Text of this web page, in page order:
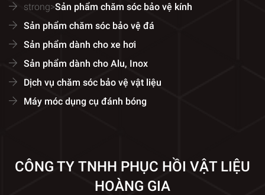
strong>Sản phẩm chăm sóc bảo vệ kính
Sản phẩm chăm sóc bảo vệ đá
Sản phẩm dành cho xe hơi
Sản phẩm dành cho Alu, Inox
Dịch vụ chăm sóc bảo vệ vật liệu
Máy móc dụng cụ đánh bóng
CÔNG TY TNHH PHỤC HỒI VẬT LIỆU
HOÀNG GIA